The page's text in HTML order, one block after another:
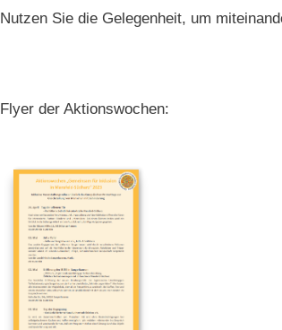
Nutzen Sie die Gelegenheit, um
Flyer der Aktionswochen: